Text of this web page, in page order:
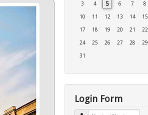
3 4 5 6 7 8
10 11 12 13 14 15
17 18 19 20 21 22
24 25 26 27 28 29
31
Login Form